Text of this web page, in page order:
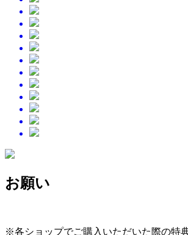
お願い
※各ショップでご購入いただいた際の特